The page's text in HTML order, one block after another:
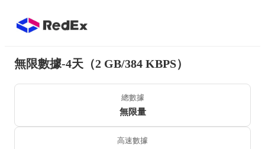
無限數據-4天（2 GB/384 KBPS）
總數據
無限量
高速數據